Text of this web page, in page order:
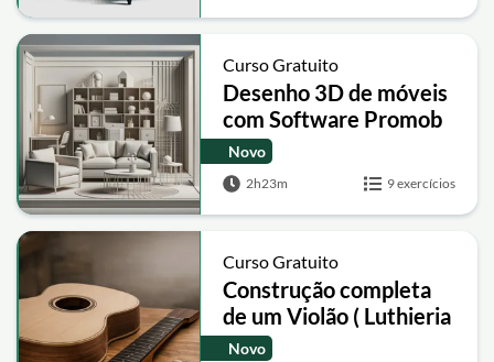
Curso Gratuito
Desenho 3D de móveis
com Software Promob
Novo
2h23m 9 exercícios
Curso Gratuito
Construção completa
de um Violão ( Luthieria
)Novo